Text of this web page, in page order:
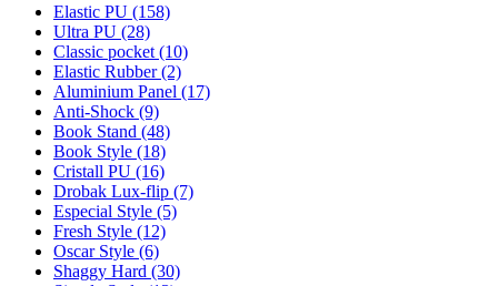
Elastic PU (158)
Ultra PU (28)
Classic pocket (10)
Elastic Rubber (2)
Aluminium Panel (17)
Anti-Shock (9)
Book Stand (48)
Book Style (18)
Cristall PU (16)
Drobak Lux-flip (7)
Especial Style (5)
Fresh Style (12)
Oscar Style (6)
Shaggy Hard (30)